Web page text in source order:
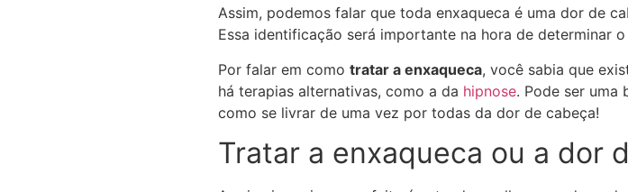
Assim, podemos falar que toda enxaqueca é uma dor de
Essa identificação será importante na hora de determinar
Por falar em como tratar a enxaqueca, você sabia que
há terapias alternativas, como a da hipnose. Pode ser uma
como se livrar de uma vez por todas da dor de cabeça!
Tratar a enxaqueca ou a dor